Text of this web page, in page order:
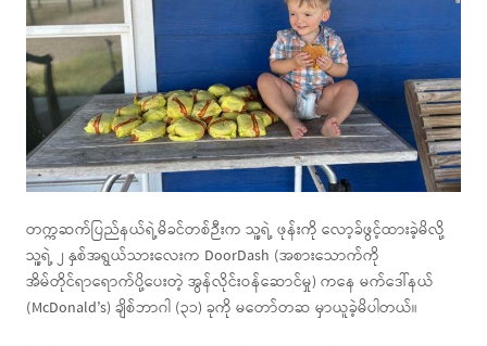
တက္ကဆက်ပြည်နယ်ရဲ့မိခင်တစ်ဉီးက သူ့ရဲ့ ဖုန်းကို လော့ခ်ဖွင့်ထားခဲ့မိလို့
သူ့ရဲ့ ၂ နှစ်အရွယ်သားလေးက DoorDash (အစားသောက်ကို
အိမ်တိုင်ရာရောက်ပို့ပေးတဲ့ အွန်လိုင်းဝန်ဆောင်မှု) ကနေ မက်ဒေါ်နယ်
(McDonald’s) ချိစ်ဘာဂါ (၃၁) ခုကို မတော်တဆ မှာယူခဲ့မိပါတယ်။